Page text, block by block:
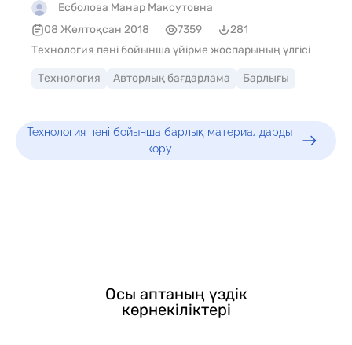
Есболова Манар Максутовна
08 Желтоқсан 2018
7359
281
Технология пәні бойынша үйірме жоспарының үлгісі
Технология Авторлық бағдарлама Барлығы
Технология пәні бойынша барлық материалдарды
көру
Осы аптаның үздік
көрнекіліктері